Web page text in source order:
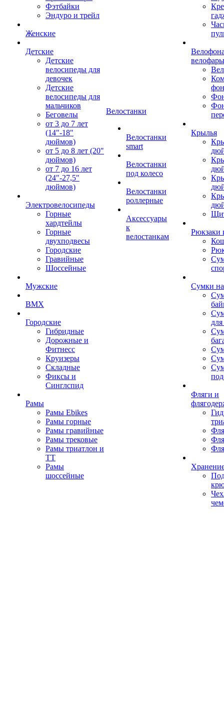
Фэтбайки
Эндуро и трейл
Женские
Детские
Детские
велосипеды для
девочек
Детские
велосипеды для
мальчиков
Беговелы
от 3 до 7 лет
(14"-18"
дюймов)
от 5 до 8 лет (20"
дюймов)
от 7 до 16 лет
(24"-27,5"
дюймов)
Электровелосипеды
Горные
хардтейлы
Горные
двухподвесы
Городские
Гравийные
Шоссейные
Мужские
BMX
Городские
Гибридные
Дорожные и
Фитнесс
Круизеры
Складные
Фиксы и
Синглспид
Рамы
Рамы Ebikes
Рамы горные
Рамы гравийные
Рамы трековые
Рамы триатлон и
ТТ
Рамы
шоссейные
Велостанки
Велостанки
smart
Велостанки
под колесо
Велостанки
роллерные
Аксессуары
к
велостанкам
велофары
Крылья
Рюкзаки
Сумки
Фляги и